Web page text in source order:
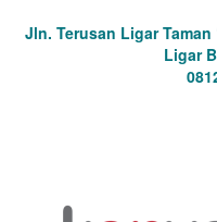
Jln. Terusan Ligar
Ligar